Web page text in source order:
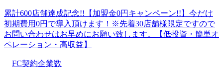
累計600店舗達成記念!!【加盟金0円キャンペーン!!】今だけ
初期費用0円で導入頂けます！※先着30店舗様限定ですので
お問い合わせはお早めにお願い致します。【低投資・簡単オ
ペレーション・高収益】
FC契約企業数